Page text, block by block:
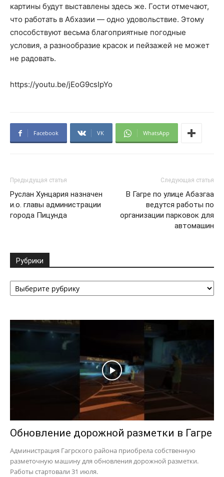
картины будут выставлены здесь же. Гости отмечают,
что работать в Абхазии — одно удовольствие. Этому
способствуют весьма благоприятные погодные
условия, а разнообразие красок и пейзажей не может
не радовать.
https://youtu.be/jEoG9csIpYo
Facebook VK WhatsApp
Предыдущая статья
Руслан Хунцария назначен
и.о. главы администрации
города Пицунда
Следующая статья
В Гагре по улице Абазгаа
ведутся работы по
организации парковок для
автомашин
Рубрики
Рубрики
Обновление дорожной разметки в Гагре
Администрация Гагрского района приобрела собственную
разметочную машину для обновления дорожной разметки.
Работы стартовали 31 июля.